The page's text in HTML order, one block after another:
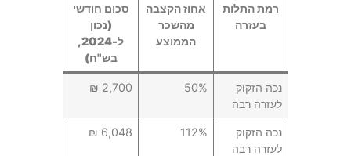
רמת התלות
בעזרה
אחוז הקצבה
מהשכר
הממוצע
סכום חודשי
(נכון
ל-2024,
בש"ח)
נכה הזקוק
לעזרה רבה
50%
2,700 ₪
נכה הזקוק
לעזרה רבה
112%
6,048 ₪